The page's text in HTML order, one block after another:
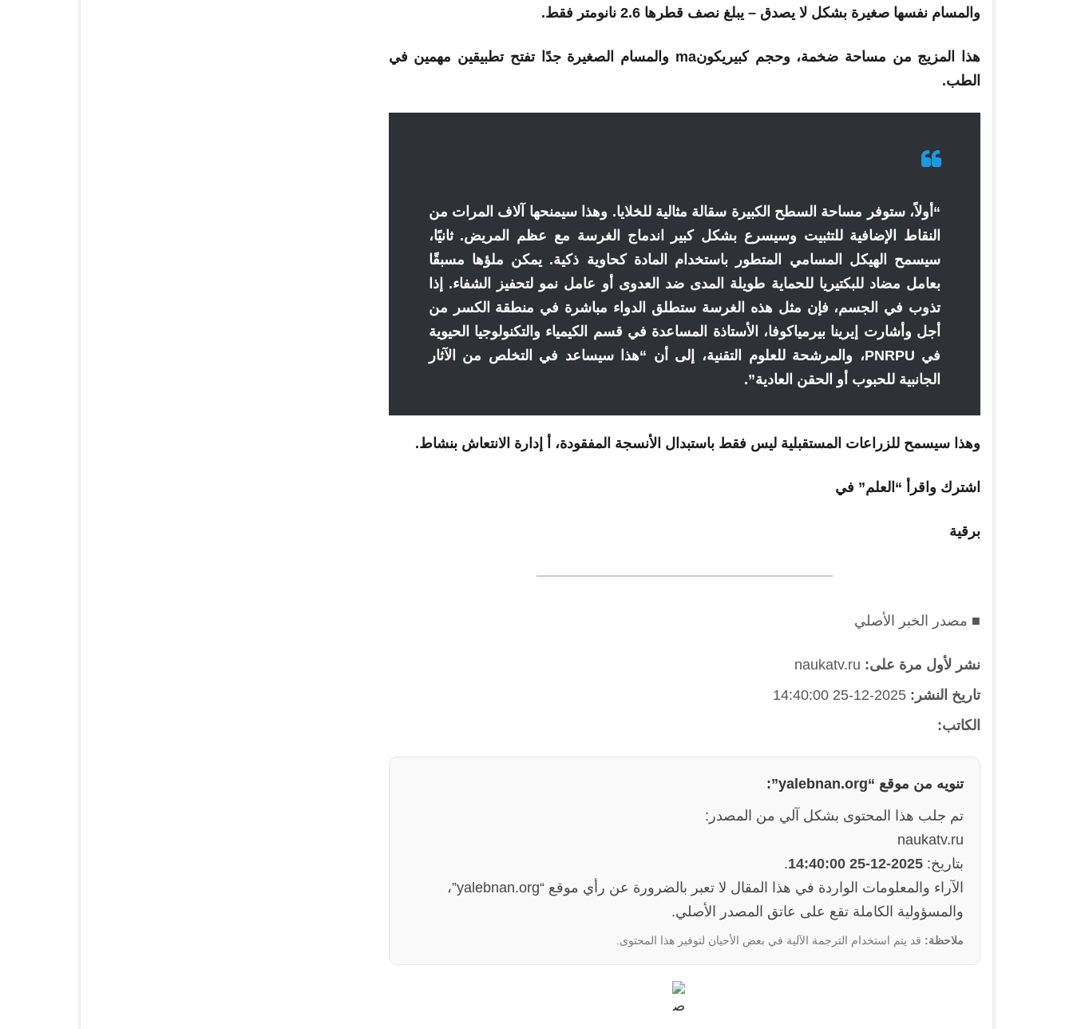
والمسام نفسها صغيرة بشكل لا يصدق – يبلغ نصف قطرها 2.6 نانومتر فقط.
هذا المزيج من مساحة ضخمة، وحجم كبيريكون
ma والمسام الصغيرة جدًا تفتح تطبيقين مهمين في
الطب.
“أولاً، ستوفر مساحة السطح الكبيرة سقالة مثالية للخلايا. وهذا سيمنحها آلاف المرات من
النقاط الإضافية للتثبيت وسيسرع بشكل كبير اندماج الغرسة مع عظم المريض. ثانيًا،
سيسمح الهيكل المسامي المتطور باستخدام المادة كحاوية ذكية. يمكن ملؤها مسبقًا
بعامل مضاد للبكتيريا للحماية طويلة المدى ضد العدوى أو عامل نمو لتحفيز الشفاء. إذا
تذوب في الجسم، فإن مثل هذه الغرسة ستطلق الدواء مباشرة في منطقة الكسر من
أجل وأشارت إيرينا بيرمياكوفا، الأستاذة المساعدة في قسم الكيمياء والتكنولوجيا الحيوية
في PNRPU، والمرشحة للعلوم التقنية، إلى أن “هذا سيساعد في التخلص من الآثار
الجانبية للحبوب أو الحقن العادية”.
وهذا سيسمح للزراعات المستقبلية ليس فقط باستبدال الأنسجة المفقودة، إدارة الانتعاش بنشاط.
اشترك واقرأ “العلم” في
برقية
■ مصدر الخبر الأصلي
نشر لأول مرة على: naukatv.ru
تاريخ النشر: 2025-12-25 14:40:00
الكاتب:
تنويه من موقع “yalebnan.org”:
تم جلب هذا المحتوى بشكل آلي من المصدر:
naukatv.ru
بتاريخ: 2025-12-25 14:40:00
.
الآراء والمعلومات الواردة في هذا المقال لا تعبر بالضرورة عن رأي موقع “yalebnan.org”،
والمسؤولية الكاملة تقع على عاتق المصدر الأصلي.
ملاحظة: قد يتم استخدام الترجمة الآلية في بعض الأحيان لتوفير هذا المحتوى.